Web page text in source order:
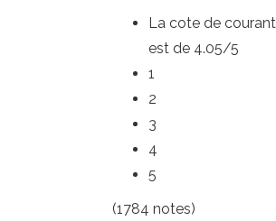
La cote de courant
est de 4.05/5
1
2
3
4
5
(1784 notes)